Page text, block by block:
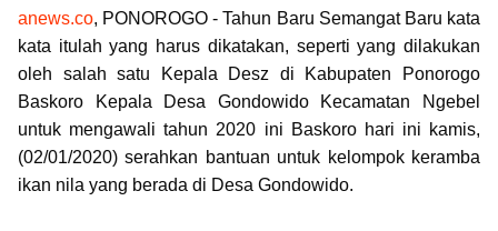
anews.co, PONOROGO - Tahun Baru Semangat Baru kata
kata itulah yang harus dikatakan, seperti yang dilakukan
oleh salah satu Kepala Desz di Kabupaten Ponorogo
Baskoro
Kepala Desa Gondowido Kecamatan Ngebel
untuk mengawali tahun 2020 ini Baskoro hari ini kamis,
(02/01/2020) serahkan bantuan untuk kelompok keramba
ikan nila yang berada di Desa Gondowido.